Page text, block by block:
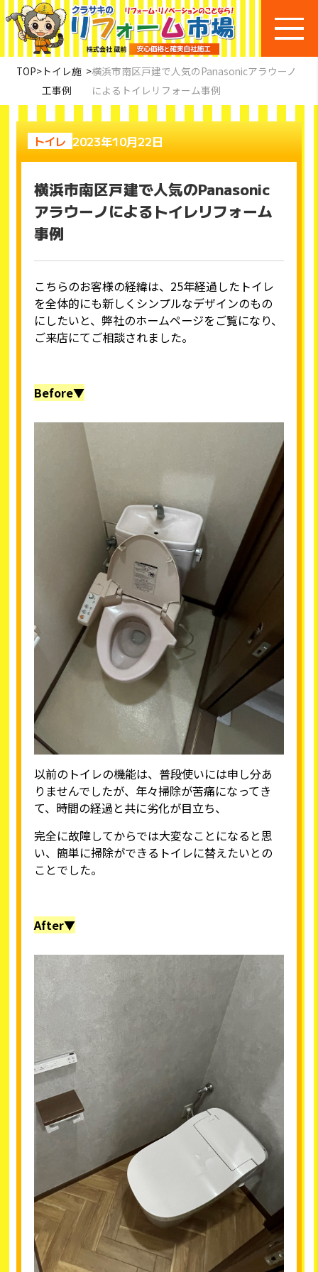
TOP>トイレ施
工事例
>横浜市南区戸建で人気のPanasonicアラウーノ
によるトイレリフォーム事例
トイレ 2023年10月22日
横浜市南区戸建で人気のPanasonic
アラウーノによるトイレリフォーム
事例
こちらのお客様の経緯は、25年経過したトイレ
を全体的にも新しくシンプルなデザインのもの
にしたいと、弊社のホームページをご覧になり、
ご来店にてご相談されました。
Before▼
以前のトイレの機能は、普段使いには申し分あ
りませんでしたが、年々掃除が苦痛になってき
て、時間の経過と共に劣化が目立ち、
完全に故障してからでは大変なことになると思
い、簡単に掃除ができるトイレに替えたいとの
ことでした。
After▼